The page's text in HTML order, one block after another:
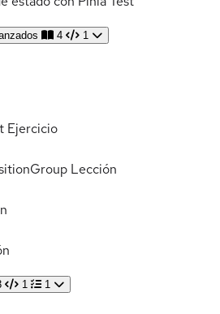
4 1
Ejercicio
Lección
1 1